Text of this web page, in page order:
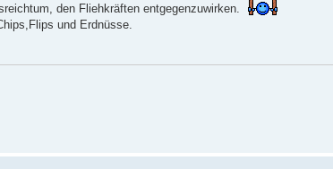
den Fliehkräften entgegenzuwirken.
und Erdnüsse.